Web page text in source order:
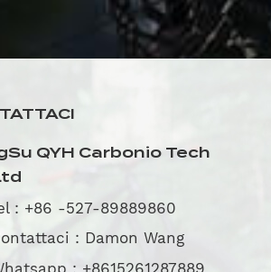
QYH Carbonio Tech
: +86 -527-89889860
: Damon Wang